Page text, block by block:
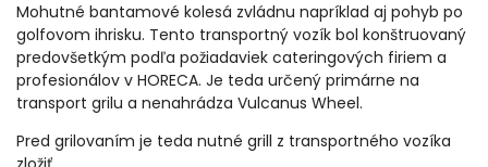
Mohutné bantamové kolesá zvládnu napríklad aj pohyb po
golfovom ihrisku. Tento transportný vozík bol konštruovaný
predovšetkým podľa požiadaviek cateringových firiem a
profesionálov v HORECA. Je teda určený primárne na
transport grilu a nenahrádza Vulcanus Wheel.
Pred grilovaním je teda nutné grill z transportného vozíka